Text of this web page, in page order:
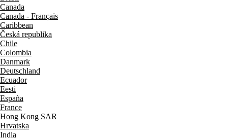
Canada
Canada - Français
Caribbean
Česká republika
Chile
Colombia
Danmark
Deutschland
Ecuador
Eesti
España
France
Hong Kong SAR
Hrvatska
India